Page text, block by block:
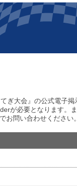
ぎ大会』の公式電子
が必要となります。
お問い合わせください。